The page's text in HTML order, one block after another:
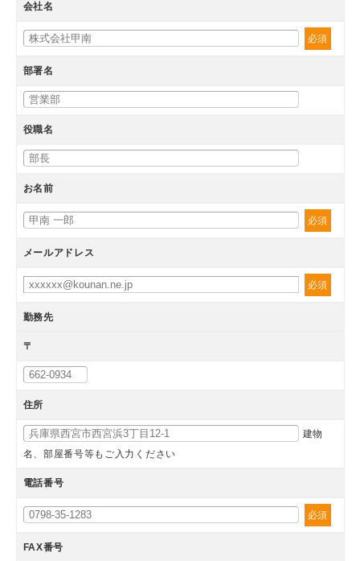
会社名
必須
部署名
役職名
お名前
必須
メールアドレス
必須
勤務先
〒
住所
建物
名、部屋番号等もご入力ください
電話番号
必須
FAX番号